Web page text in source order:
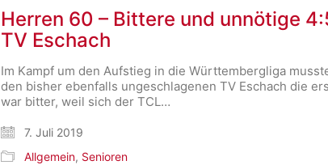
Herren 60 – Bittere und unnötige
TV Eschach
Im Kampf um den Aufstieg in die Württembergliga
den bisher ebenfalls ungeschlagenen TV Eschach die
war bitter, weil sich der TCL…
7. Juli 2019
Allgemein, Senioren